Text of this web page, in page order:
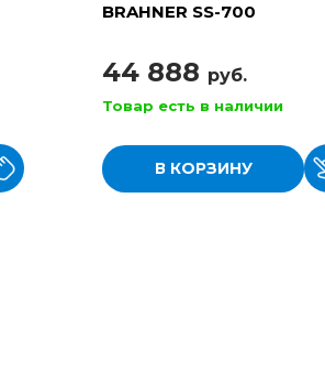
BRAHNER SS-700
44 888 руб.
Товар есть в наличии
В КОРЗИНУ